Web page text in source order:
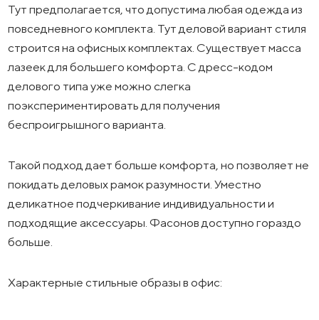
Тут предполагается, что допустима любая одежда из
повседневного комплекта. Тут деловой вариант стиля
строится на офисных комплектах. Существует масса
лазеек для большего комфорта. С дресс-кодом
делового типа уже можно слегка
поэкспериментировать для получения
беспроигрышного варианта.
Такой подход дает больше комфорта, но позволяет не
покидать деловых рамок разумности. Уместно
деликатное подчеркивание индивидуальности и
подходящие аксессуары. Фасонов доступно гораздо
больше.
Характерные стильные образы в офис: